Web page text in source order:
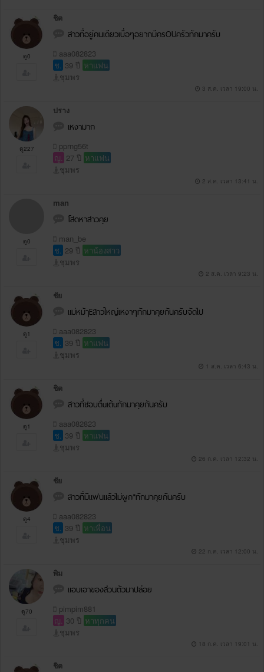
ดู0
ชิต
สาวที่อยู่คนเดียวเบื่อๆอยากมีครOUครัวทักมาครับ
aaa082823
ช. 39 ปี หาแฟน
ชุมพร
3 ส.ค. เวลา 19:00 น.
ดู227
ปราง
เหงามาก
pprng56t
ญ. 27 ปี หาแฟน
ชุมพร
2 ส.ค. เวลา 13:41 น.
ดู0
man
โสดหาสาวคุย
man_be
ช. 29 ปี หาน้องสาว
ชุมพร
2 ส.ค. เวลา 9:23 น.
ดู1
ชัย
แม่หม้ๅEสาวใหญ่เหงาๆทักมาคุยกันครับจัดไป
aaa082823
ช. 39 ปี หาแฟน
ชุมพร
1 ส.ค. เวลา 6:43 น.
ดู1
ชิต
สาวที่ชอบตื่uเต้uทักมาคุยกันครับ
aaa082823
ช. 39 ปี หาแฟน
ชุมพร
26 ก.ค. เวลา 12:32 น.
ดู4
ชัย
สาวที่มีแฟนแล้วไม่ผูก*ทักมาคุยกันครับ
aaa082823
ช. 39 ปี หาเพื่อน
ชุมพร
22 ก.ค. เวลา 12:00 น.
ดู70
พิม
แอบเอาของส่วนตัวมาปล่อย
pimpim881
ญ. 30 ปี หาทุกคน
ชุมพร
18 ก.ค. เวลา 19:01 น.
ชิต